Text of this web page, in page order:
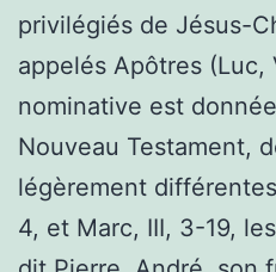
privilégiés de Jésus-
appelés Apôtres (Luc,
nominative est
Nouveau Testament,
légèrement
4, et Marc, III, 3-19,